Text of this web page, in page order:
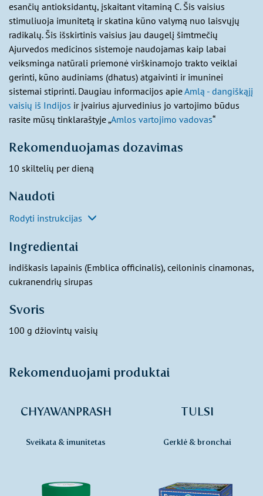
esančių antioksidantų, įskaitant vitaminą C. Šis vaisius
stimuliuoja imunitetą ir skatina kūno valymą nuo laisvųjų
radikalų. Šis išskirtinis vaisius jau daugelį šimtmečių
Ajurvedos medicinos sistemoje naudojamas kaip labai
veiksminga natūrali priemonė virškinamojo trakto veiklai
gerinti, kūno audiniams (dhatus) atgaivinti ir imuninei
sistemai stiprinti. Daugiau informacijos apieAmlą - dangiškąjį
vaisių iš Indijos ir įvairius ajurvedinius jo vartojimo būdus
rasite mūsų tinklaraštyje „Amlos vartojimo vadovas“
Rekomenduojamas dozavimas
10 skiltelių per dieną
Naudoti
Rodyti instrukcijas
Ingredientai
indiškasis lapainis (Emblica officinalis), ceiloninis cinamonas,
cukranendrių sirupas
Svoris
100 g džiovintų vaisių
Rekomenduojami produktai
CHYAWANPRASH
Sveikata & imunitetas
TULSI
Gerklė & bronchai